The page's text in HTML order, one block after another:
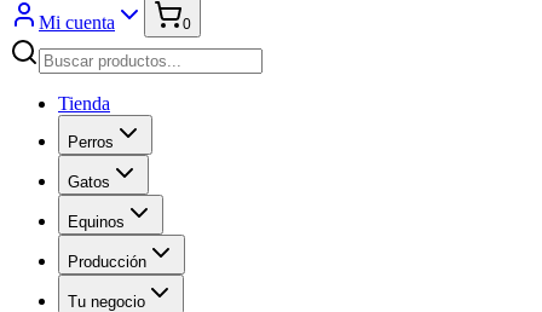
Mi cuenta 0
Tienda
Perros
Gatos
Equinos
Producción
Tu negocio